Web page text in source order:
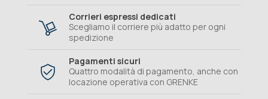
Corrieri espressi dedicati
Scegliamo il corriere più adatto per ogni
spedizione
Pagamenti sicuri
Quattro modalità di pagamento, anche con
locazione operativa con GRENKE